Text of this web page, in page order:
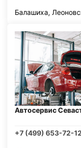
Балашиха,
Автосервис
+7 (499) 653-72-12